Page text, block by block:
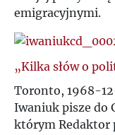
emigracyjnymi.
„Kilka słów o
Toronto, 1968-
Iwaniuk pisze do
którym Redaktor